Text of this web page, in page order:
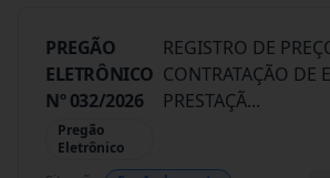
PREGÃO
ELETRÔNICO
Nº 032/2026
Pregão
Eletrônico
REGISTRO DE
CONTRATAÇÃO DE
PRESTAÇÃ...